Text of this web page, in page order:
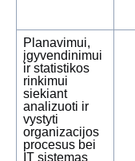
Planavimui,
įgyvendinimui
ir statistikos
rinkimui
siekiant
analizuoti ir
vystyti
organizacijos
procesus bei
IT sistemas